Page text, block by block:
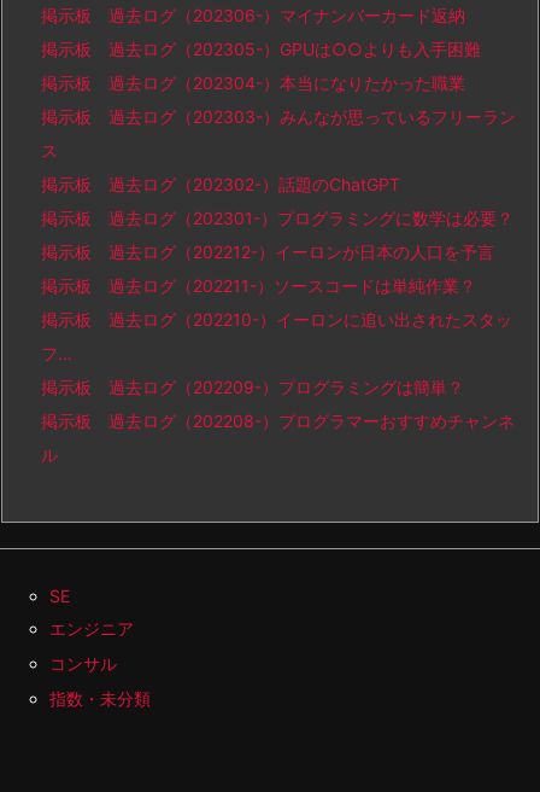
掲示板 過去ログ（202306-）マイナンバーカード返納
掲示板 過去ログ（202305-）GPUは○○よりも入手困難
掲示板 過去ログ（202304-）本当になりたかった職業
掲示板 過去ログ（202303-）みんなが思っているフリーラン
ス
掲示板 過去ログ（202302-）話題のChatGPT
掲示板 過去ログ（202301-）プログラミングに数学は必要？
掲示板 過去ログ（202212-）イーロンが日本の人口を予言
掲示板 過去ログ（202211-）ソースコードは単純作業？
掲示板 過去ログ（202210-）イーロンに追い出されたスタッ
フ…
掲示板 過去ログ（202209-）プログラミングは簡単？
掲示板 過去ログ（202208-）プログラマーおすすめチャンネ
ル
SE
エンジニア
コンサル
指数・未分類